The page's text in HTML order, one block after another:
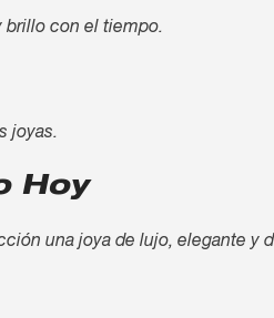
brillo con el tiempo.
joyas.
Hoy
una joya de lujo, elegante y